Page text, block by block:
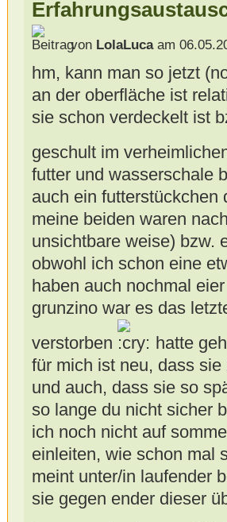
von LolaLucaam
hm, kann man so jetzt
an der oberfläche ist
sie schon verdeckelt ist
geschult im
futter und wasserschale
auch ein futterstückchen
meine beiden waren
unsichtbare weise) bzw.
obwohl ich schon eine
haben auch nochmal
grunzino war es das
verstorben
hatte
für mich ist neu, dass
und auch, dass sie so
so lange du nicht sicher
ich noch nicht auf
einleiten, wie schon mal
meint unter/in laufender
sie gegen ender dieser